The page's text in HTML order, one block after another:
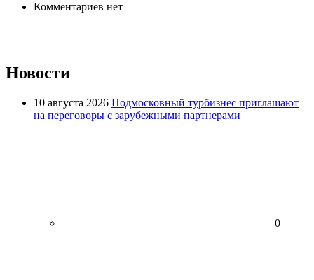
Комментариев нет
Новости
10 августа 2026 Подмосковный турбизнес приглашают
на переговоры с зарубежными партнерами
0